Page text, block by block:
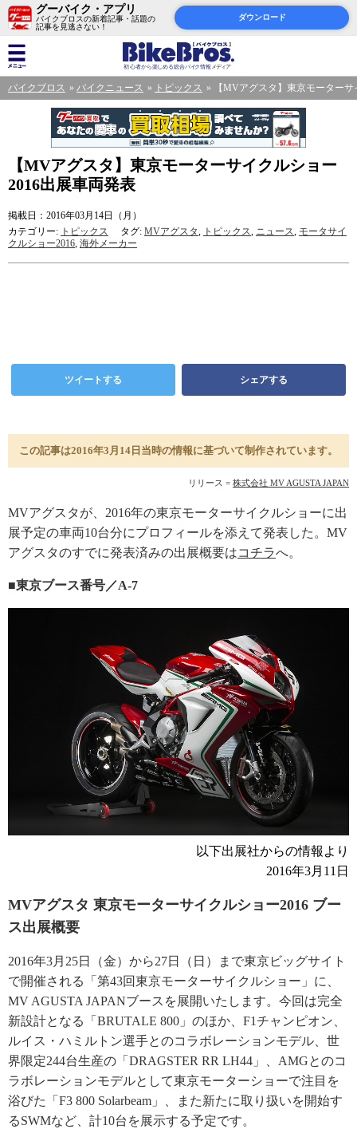
グーバイク・アプリ
バイクブロスの新着記事・話題の
記事を見逃さない！
ダウンロード
バイクブロス バイクニュース トピックス 【MVアグスタ】東京モーター
【MVアグスタ】東京モーターサイクルショー
2016出展車両発表
掲載日：2016年03月14日（月）
カテゴリー: トピックス タグ: MVアグスタ, トピックス, ニュース, モータサイ
クルショー2016, 海外メーカー
ツイートする シェアする
この記事は2016年3月14日当時の情報に基づいて制作されています。
リリース = 株式会社 MV AGUSTA JAPAN
MVアグスタが、2016年の東京モーターサイクルショーに出
展予定の車両10台分にプロフィールを添えて発表した。MV
アグスタのすでに発表済みの出展概要はコチラへ。
■東京ブース番号／A-7
以下出展社からの情報より
2016年3月11日
MVアグスタ 東京モーターサイクルショー2016 ブー
ス出展概要
2016年3月25日（金）から27日（日）まで東京ビッグサイト
で開催される「第43回東京モーターサイクルショー」に、
MV AGUSTA JAPANブースを展開いたします。今回は完全
新設計となる「BRUTALE 800」のほか、F1チャンピオン、
ルイス・ハミルトン選手とのコラボレーションモデル、世
界限定244台生産の「DRAGSTER RR LH44」、AMGとのコ
ラボレーションモデルとして東京モーターショーで注目を
浴びた「F3 800 Solarbeam」、また新たに取り扱いを開始す
るSWMなど、計10台を展示する予定です。